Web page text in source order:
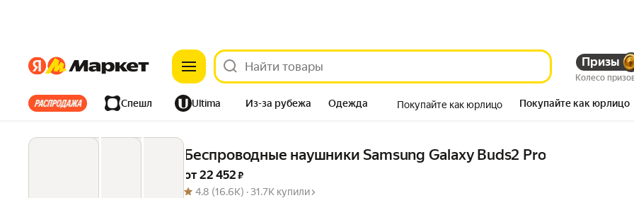
ЯндексЯндекс Призы
Колесо
Все хиты Спешл Ultima Из-за рубежа Одежда
Дом Ремонт Детям Красота
Покупайте как юрлицо Покупайте как юрлицо
Беспроводные наушники Samsung Galaxy Buds2 Pro
от 22 452 ₽
4.8 (16.6K) ·31.7K купили